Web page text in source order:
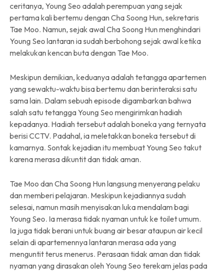
ceritanya, Young Seo adalah perempuan yang sejak
pertama kali bertemu dengan Cha Soong Hun, sekretaris
Tae Moo. Namun, sejak awal Cha Soong Hun menghindari
Young Seo lantaran ia sudah berbohong sejak awal ketika
melakukan kencan buta dengan Tae Moo.
Meskipun demikian, keduanya adalah tetangga apartemen
yang sewaktu-waktu bisa bertemu dan berinteraksi satu
sama lain. Dalam sebuah episode digambarkan bahwa
salah satu tetangga Young Seo mengirimkan hadiah
kepadanya. Hadiah tersebut adalah boneka yang ternyata
berisi CCTV. Padahal, ia meletakkan boneka tersebut di
kamarnya. Sontak kejadian itu membuat Young Seo takut
karena merasa dikuntit dan tidak aman.
Tae Moo dan Cha Soong Hun langsung menyerang pelaku
dan memberi pelajaran. Meskipun kejadiannya sudah
selesai, namun masih menyisakan luka mendalam bagi
Young Seo. Ia merasa tidak nyaman untuk ke toilet umum.
Ia juga tidak berani untuk buang air besar ataupun air kecil
selain di apartemennya lantaran merasa ada yang
menguntit terus menerus. Perasaan tidak aman dan tidak
nyaman yang dirasakan oleh Young Seo terekam jelas pada